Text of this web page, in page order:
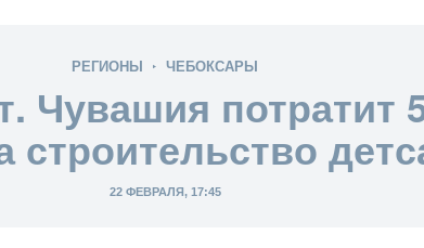
РЕГИОНЫ ЧЕБОКСАРЫ
Чувашия потратит
строительство
22 ФЕВРАЛЯ, 17:45